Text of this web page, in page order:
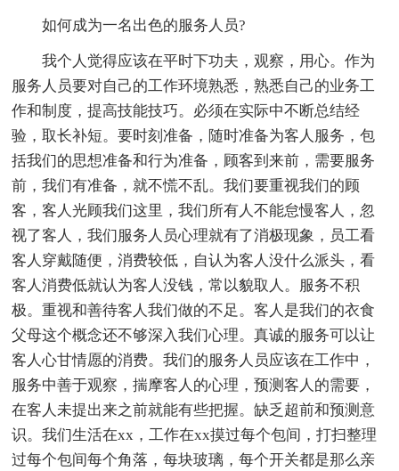
如何成为一名出色的服务人员?
我个人觉得应该在平时下功夫，观察，用心。作为
服务人员要对自己的工作环境熟悉，熟悉自己的业务工
作和制度，提高技能技巧。必须在实际中不断总结经
验，取长补短。要时刻准备，随时准备为客人服务，包
括我们的思想准备和行为准备，顾客到来前，需要服务
前，我们有准备，就不慌不乱。我们要重视我们的顾
客，客人光顾我们这里，我们所有人不能怠慢客人，忽
视了客人，我们服务人员心理就有了消极现象，员工看
客人穿戴随便，消费较低，自认为客人没什么派头，看
客人消费低就认为客人没钱，常以貌取人。服务不积
极。重视和善待客人我们做的不足。客人是我们的衣食
父母这个概念还不够深入我们心理。真诚的服务可以让
客人心甘情愿的消费。我们的服务人员应该在工作中，
服务中善于观察，揣摩客人的心理，预测客人的需要，
在客人未提出来之前就能有些把握。缺乏超前和预测意
识。我们生活在xx，工作在xx摸过每个包间，打扫整理
过每个包间每个角落，每块玻璃，每个开关都是那么亲